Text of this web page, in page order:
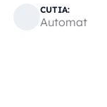
CUTIA:
Automat